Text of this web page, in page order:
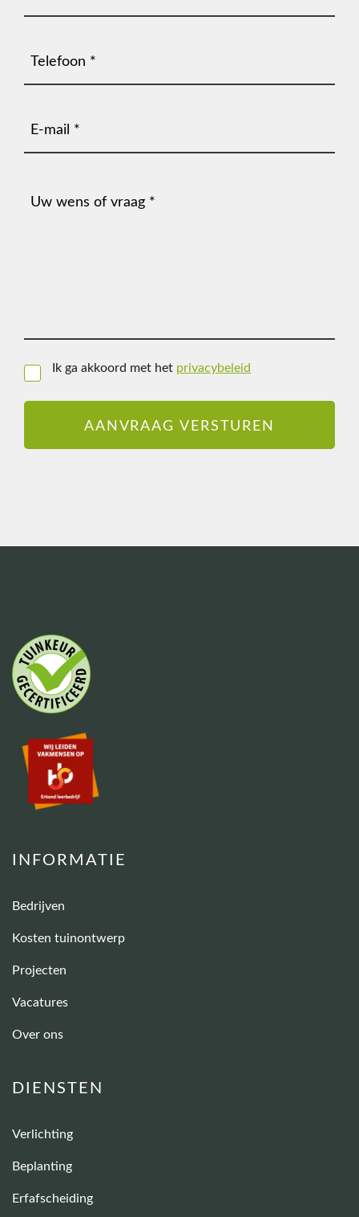
Telefoonnummer
E-
mailadres(Vereist)
Bericht
Instemming
Ik ga akkoord met het privacybeleid
INFORMATIE
Bedrijven
Kosten tuinontwerp
Projecten
Vacatures
Over ons
DIENSTEN
Verlichting
Beplanting
Erfafscheiding